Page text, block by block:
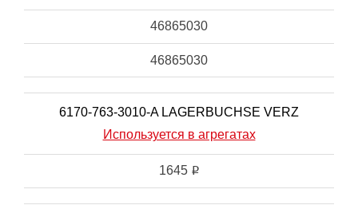
46865030
46865030
6170-763-3010-A LAGERBUCHSE VERZ
Используется в агрегатах
1645 i